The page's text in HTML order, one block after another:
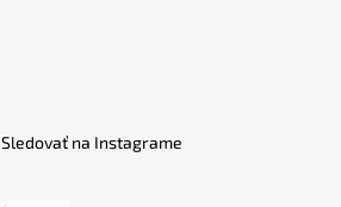
Sledovať na Instagrame